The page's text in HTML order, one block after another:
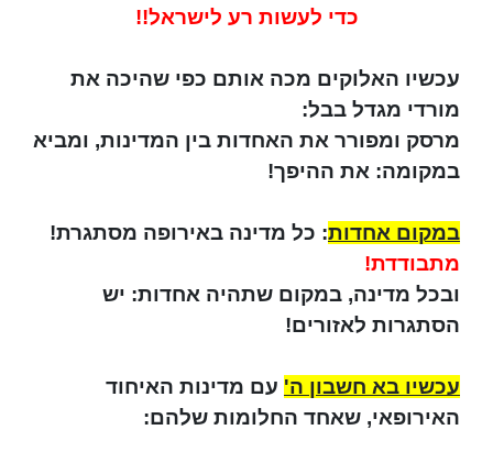
כדי לעשות רע לישראל!!
עכשיו האלוקים מכה אותם כפי שהיכה את
מורדי מגדל בבל:
מרסק ומפורר את האחדות בין המדינות, ומביא
במקומה: את ההיפך!
במקום אחדות: כל מדינה באירופה מסתגרת!
מתבודדת!
ובכל מדינה, במקום שתהיה אחדות: יש
הסתגרות לאזורים!
עכשיו בא חשבון ה' עם מדינות האיחוד
האירופאי, שאחד החלומות שלהם: